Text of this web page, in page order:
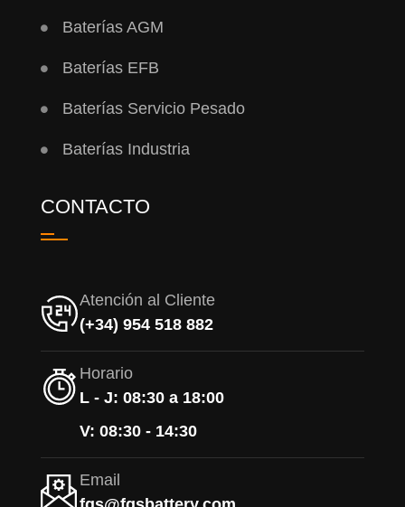
Baterías AGM
Baterías EFB
Baterías Servicio Pesado
Baterías Industria
CONTACTO
Atención al Cliente
(+34) 954 518 882
Horario
L - J: 08:30 a 18:00
V: 08:30 - 14:30
Email